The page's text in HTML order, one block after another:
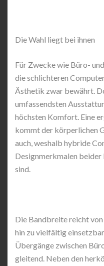
Die Wahl liegt bei ihnen
Für Zwecke wie Büro-
die schlichteren
Ästhetik zwar bewährt.
umfassendsten
höchsten Komfort. Eine
kommt der körperlichen
auch, weshalb hybride
Designmerkmalen beider
sind.
Die Bandbreite reicht
hin zu vielfältig
Übergänge zwischen
gleitend. Neben den